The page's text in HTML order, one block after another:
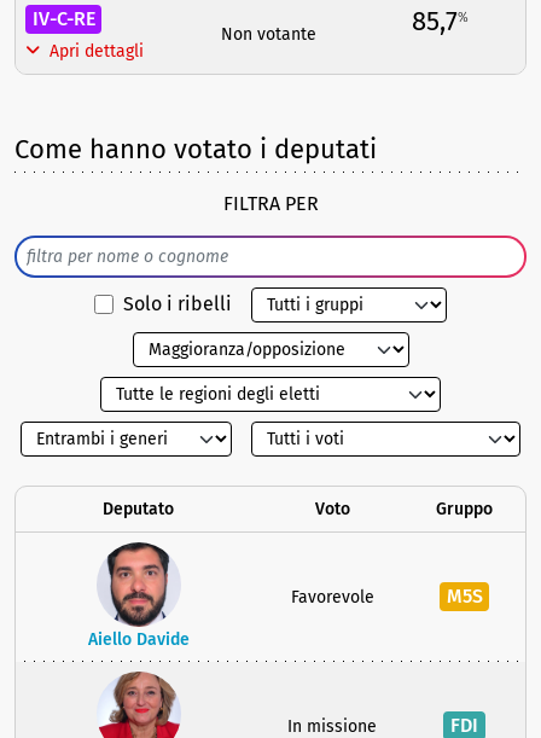
IV-C-RE
Apri dettagli
Non votante 85,7%
Come hanno votato i deputati
FILTRA PER
Solo i ribelli
Deputato Voto Gruppo
Aiello Davide
Favorevole M5S
In missione FDI